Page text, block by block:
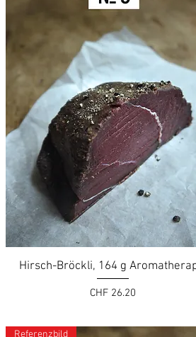
Hirsch-Bröckli, 164 g
Preis
CHF 26.20
Referenzbild